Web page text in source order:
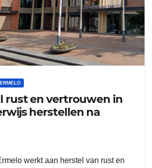
rust en vertrouwen in
herstellen na
werkt aan herstel van rust en